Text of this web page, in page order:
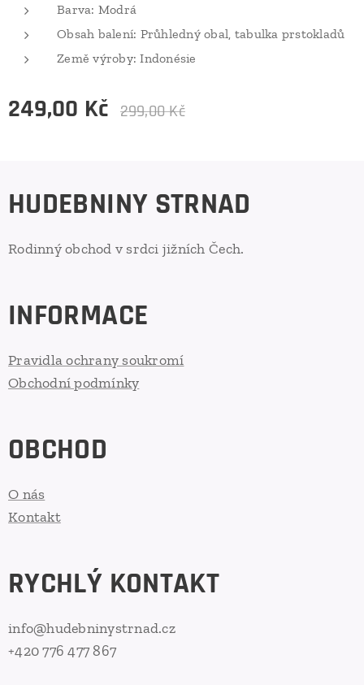
Barva: Modrá
Obsah balení: Průhledný obal, tabulka prstokladů
Země výroby: Indonésie
249,00 Kč 299,00Kč
HUDEBNINY STRNAD
Rodinný obchod v srdci jižních Čech.
INFORMACE
Pravidla ochrany soukromí
Obchodní podmínky
OBCHOD
O nás
Kontakt
RYCHLÝ KONTAKT
info@hudebninystrnad.cz
+420 776 477 867